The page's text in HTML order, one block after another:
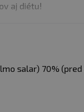
aj diétu!
salar) 70%